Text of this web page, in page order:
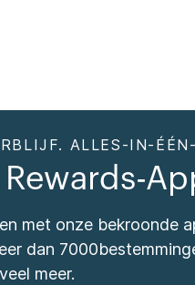
ALLES-IN-
Rewards-
met onze bekroonde
dan
meer.